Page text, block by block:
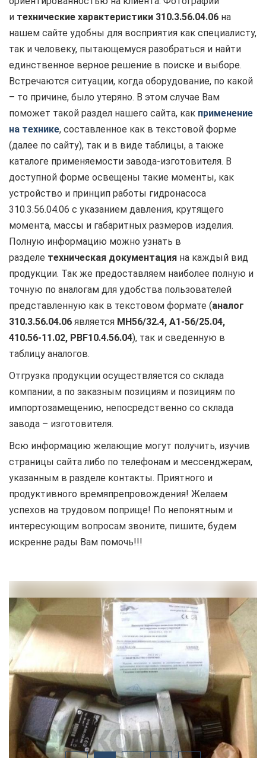
и технические характеристики 310.3.56.04.06 на
нашем сайте удобны для восприятия как специалисту,
так и человеку, пытающемуся разобраться и найти
единственное верное решение в поиске и выборе.
Встречаются ситуации, когда оборудование, по какой
– то причине, было утеряно. В этом случае Вам
поможет такой раздел нашего сайта, как применение
на технике, составленное как в текстовой форме
(далее по сайту), так и в виде таблицы, а также
каталоге применяемости завода-изготовителя. В
доступной форме освещены такие моменты, как
устройство и принцип работы гидронасоса
310.3.56.04.06 с указанием давления, крутящего
момента, массы и габаритных размеров изделия.
Полную информацию можно узнать в
разделе техническая документация на каждый вид
продукции. Так же предоставляем наиболее полную и
точную по аналогам для удобства пользователей
представленную как в текстовом формате (аналог
310.3.56.04.06 является МН56/32.4, А1-56/25.04,
410.56-11.02, PBF10.4.56.04), так и сведенную в
таблицу аналогов.
Отгрузка продукции осуществляется со склада
компании, а по заказным позициям и позициям по
импортозамещению, непосредственно со склада
завода – изготовителя.
Всю информацию желающие могут получить, изучив
страницы сайта либо по телефонам и мессенджерам,
указанным в разделе контакты. Приятного и
продуктивного времяпрепровождения! Желаем
успехов на трудовом поприще! По непонятным и
интересующим вопросам звоните, пишите, будем
искренне рады Вам помочь!!!